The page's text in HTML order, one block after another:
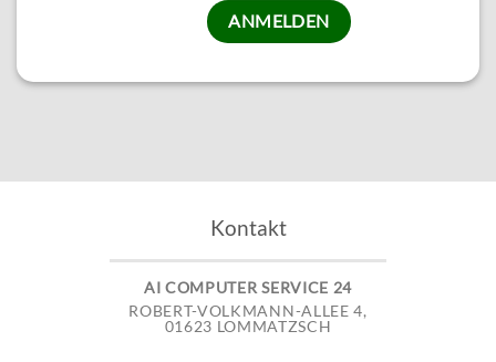
Kontakt
AI COMPUTER SERVICE 24
ROBERT-VOLKMANN-ALLEE 4,
01623 LOMMATZSCH